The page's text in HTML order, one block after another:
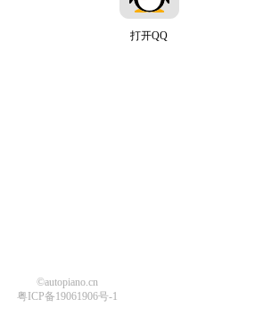
打开QQ
©autopiano.cn
粤ICP备19061906号-1